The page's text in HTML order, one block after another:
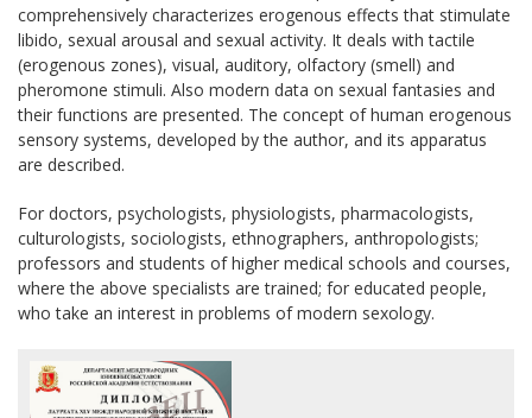
comprehensively characterizes erogenous effects that stimulate
libido, sexual arousal and sexual activity. It deals with tactile
(erogenous zones), visual, auditory, olfactory (smell) and
pheromone stimuli. Also modern data on sexual fantasies and
their functions are presented. The concept of human erogenous
sensory systems, developed by the author, and its apparatus
are described.
For doctors, psychologists, physiologists, pharmacologists,
culturologists, sociologists, ethnographers, anthropologists;
professors and students of higher medical schools and courses,
where the above specialists are trained; for educated people,
who take an interest in problems of modern sexology.